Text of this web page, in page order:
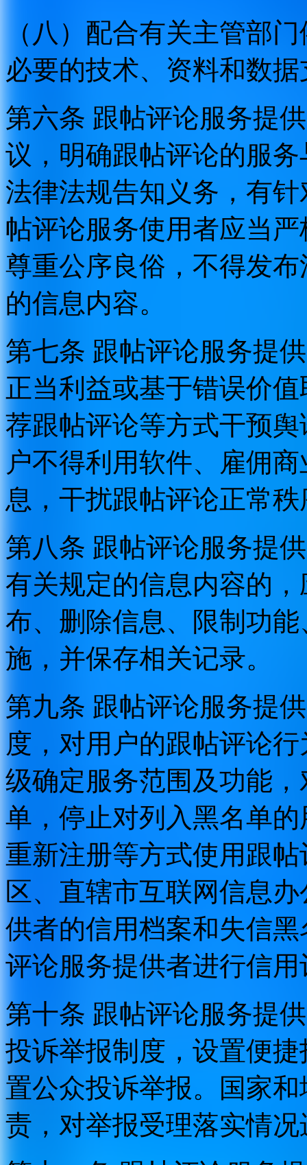
（八）配合有关主管部
必要的技术、资料和数
第六条 跟帖评论服务提
议，明确跟帖评论的服
法律法规告知义务，有
帖评论服务使用者应当
尊重公序良俗，不得发
的信息内容。
第七条 跟帖评论服务提
正当利益或基于错误价
荐跟帖评论等方式干预
户不得利用软件、雇佣
息，干扰跟帖评论正常
第八条 跟帖评论服务提
有关规定的信息内容的
布、删除信息、限制功
施，并保存相关记录。
第九条 跟帖评论服务提
度，对用户的跟帖评论
级确定服务范围及功能
单，停止对列入黑名单
重新注册等方式使用跟
区、直辖市互联网信息
供者的信用档案和失信
评论服务提供者进行信用
第十条 跟帖评论服务提
投诉举报制度，设置便
置公众投诉举报。国家
责，对举报受理落实情